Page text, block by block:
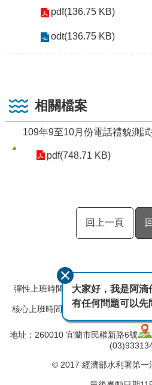
pdf(136.75 KB)
odt(136.75 KB)
相關檔案
109年9至10月份電話禮貌測
pdf(748.71 KB)
回上一頁
彈性上班時間：AM08:00~08:30 彈
核心上班時間：星期一 ~ 星期五
地址：260010 宜蘭市民權新路6號
© 2017 經濟部水利署第一
大家好，我是阿滴
有任何問題可以先